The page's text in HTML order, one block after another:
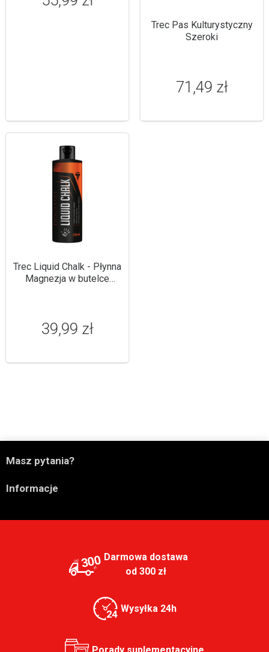
Trec Pas Kulturystyczny
Szeroki
71,49 zł
Trec Liquid Chalk - Płynna
Magnezja w butelce
39,99 zł
Masz pytania?
Informacje
300 Darmowa dostawa
od 300 zł
Wysyłka 24h